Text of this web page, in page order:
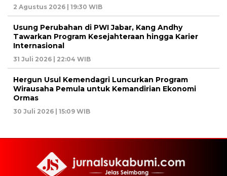
2 Agustus 2026 | 19:30 WIB
Usung Perubahan di PWI Jabar, Kang Andhy
Tawarkan Program Kesejahteraan hingga Karier
Internasional
31 Juli 2026 | 22:04 WIB
Hergun Usul Kemendagri Luncurkan Program
Wirausaha Pemula untuk Kemandirian Ekonomi
Ormas
30 Juli 2026 | 15:09 WIB